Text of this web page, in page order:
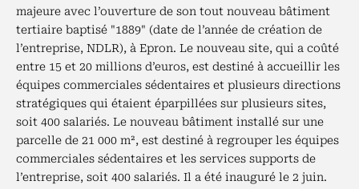
majeure avec l’ouverture de son tout nouveau bâtiment
tertiaire baptisé "1889" (date de l’année de création de
l’entreprise, NDLR), à Epron. Le nouveau site, qui a coûté
entre 15 et 20 millions d’euros, est destiné à accueillir les
équipes commerciales sédentaires et plusieurs directions
stratégiques qui étaient éparpillées sur plusieurs sites,
soit 400 salariés. Le nouveau bâtiment installé sur une
parcelle de 21 000 m², est destiné à regrouper les équipes
commerciales sédentaires et les services supports de
l’entreprise, soit 400 salariés. Il a été inauguré le 2 juin.